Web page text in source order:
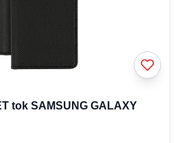
tok SAMSUNG GALAXY